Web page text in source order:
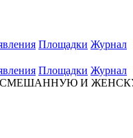
Площадки Журнал
Площадки Журнал
И